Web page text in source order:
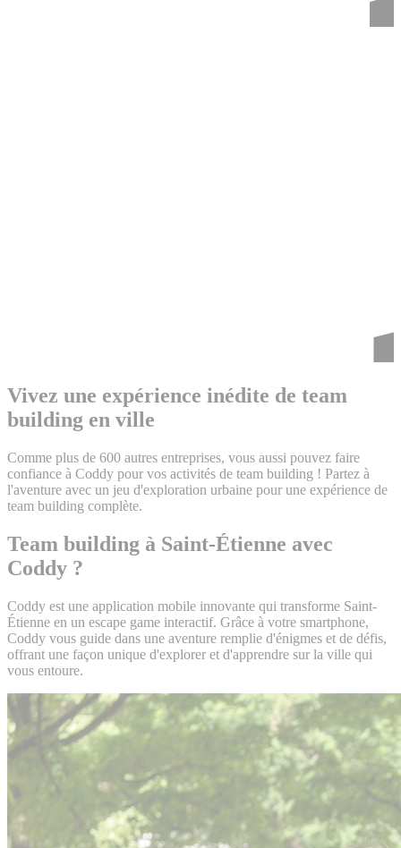
Vivez une expérience inédite de team
building en ville
Comme plus de 600 autres entreprises, vous aussi pouvez faire
confiance à Coddy pour vos activités de team building ! Partez à
l'aventure avec un jeu d'exploration urbaine pour une expérience de
team building complète.
Team building à Saint-Étienne avec
Coddy ?
Coddy est une application mobile innovante qui transforme Saint-
Étienne en un escape game interactif. Grâce à votre smartphone,
Coddy vous guide dans une aventure remplie d'énigmes et de défis,
offrant une façon unique d'explorer et d'apprendre sur la ville qui
vous entoure.